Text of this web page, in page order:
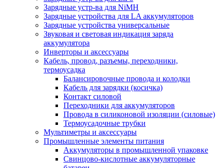
Зарядные устр-ва для NiMH
Зарядные устройства для LA аккумуляторов
Зарядные устройства универсальные
Звуковая и световая индикация заряда
аккумулятора
Инверторы и аксессуары
Кабель, провод, разъемы, переходники,
термоусадка
Балансировочные провода и колодки
Кабель для зарядки (косичка)
Контакт силовой
Переходники для аккумуляторов
Провода в силиконовой изоляции (силовые)
Термоусадочные трубки
Мультиметры и аксессуары
Промышленные элементы питания
Аккумуляторы в промышленной упаковке
Свинцово-кислотные аккумуляторные